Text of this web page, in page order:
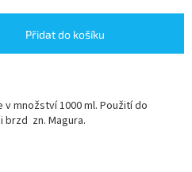
Přidat do košíku
množství 1000 ml. Použití do
brzd zn. Magura.